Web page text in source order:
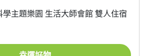
學主題樂園 生活大師會館 雙人住宿